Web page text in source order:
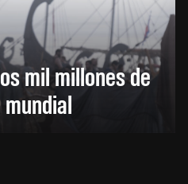
mil millones de